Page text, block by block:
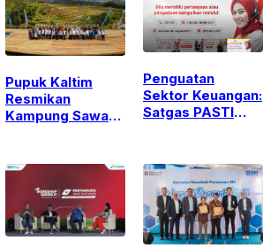
Pupuk Kaltim
Resmikan
Kampung Sawah
Agrowisata dan
Ketahanan
Pangan di Gowa
Penguatan
Sektor Keuangan:
Satgas PASTI
dan Kejahatan
Finansial Lintas
Yurisdiksi